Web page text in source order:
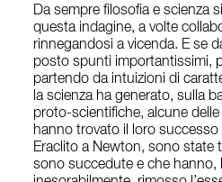
Da sempre filosofia e scienza
questa indagine, a volte
rinnegandosi a vicenda. E se
posto spunti importantissimi,
partendo da intuizioni di
la scienza ha generato, sulla
proto-scientifiche, alcune
hanno trovato il loro successo
Eraclito a Newton, sono state
sono succedute e che hanno,